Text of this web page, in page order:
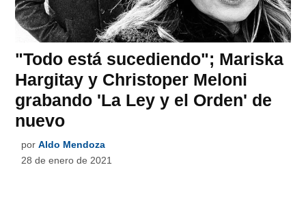
"Todo está sucediendo"; Mariska
Hargitay y Christoper Meloni
grabando 'La Ley y el Orden' de
nuevo
por Aldo Mendoza
28 de enero de 2021